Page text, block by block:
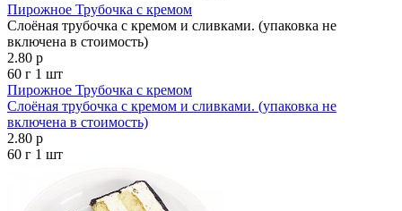
Пирожное Трубочка с кремом
Слоёная трубочка с кремом и сливками. (упаковка не
включена в стоимость)
2.80 р
60 г 1 шт
Пирожное Трубочка с кремом
Слоёная трубочка с кремом и сливками. (упаковка не
включена в стоимость)
2.80 р
60 г 1 шт